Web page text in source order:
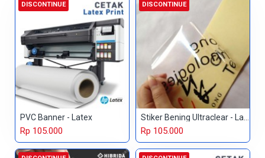
DISCONTINUE
PVC Banner - Latex
Rp 105.000
DISCONTINUE
Stiker Bening Ultraclear - Latex
Rp 105.000